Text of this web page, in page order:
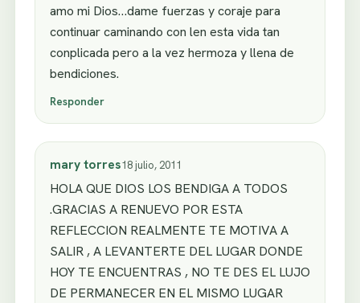
amo mi Dios…dame fuerzas y coraje para
continuar caminando con len esta vida tan
conplicada pero a la vez hermoza y llena de
bendiciones.
Responder
mary torres18 julio, 2011
HOLA QUE DIOS LOS BENDIGA A TODOS
.GRACIAS A RENUEVO POR ESTA
REFLECCION REALMENTE TE MOTIVA A
SALIR , A LEVANTERTE DEL LUGAR DONDE
HOY TE ENCUENTRAS , NO TE DES EL LUJO
DE PERMANECER EN EL MISMO LUGAR